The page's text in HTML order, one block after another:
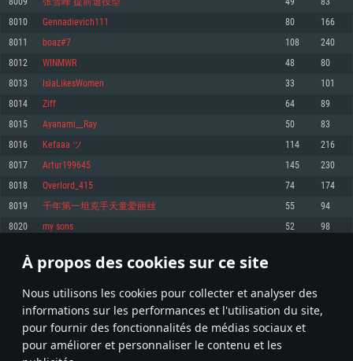
À propos des cookies sur ce site
Nous utilisons les cookies pour collecter et analyser des
informations sur les performances et l'utilisation du site,
pour fournir des fonctionnalités de médias sociaux et
pour améliorer et personnaliser le contenu et les
Processeur: Dual-Core 2.2 GHz
Mémoire: 4 GB
Carte graphique supportant DirectX 11: AMD Radeon 77XX / NVIDIA
GeForce GTX 660. La résolution minimale supportée par le jeu est de 720p
Connection: Connexion Internet à haut débit
Disque dur: 23.1 Go (client minimal)
Recommandée
1060 et plus, Radeon RX 570 et plus.
Disque dur: 75.9 Go (client complet)
Processeur: Core i5, minimum 2.2GHz (Les processeurs Intel Xeon ne sont
pas supportés)
Mémoire: 6 GB
Carte graphique: Intel Iris Pro 5200 (Mac), ou analogue AMD/Nvidia. La
résolution minimale supportée par le jeu est de 720p.
Connection: Connexion Internet à haut débit
Disque dur: 62,2 Go (client minimal)
Recommandée
OS: Mac OS Big Sur 11.0 ou plus récent
Processeur: Core i7 (Les processeurs Intel Xeon ne sont pas supportés)
Mémoire: 8 GB
Carte graphique: Radeon Vega II ou plus avec support de Metal
Disque dur: 62,2 Go (client complet)
Processeur: Dual-Core 2.4 GHz
Mémoire: 4 GB
Carte graphique: NVIDIA 660 avec les derniers drivers (moins de 6 mois) /
de même pour AMD (La résolution minimale supportée par le jeu est de
720p)
Connection: Connexion Internet à haut débit
Disque dur: 62,2 Go (client minimal)
Recommandée
OS: Ubuntu 20.04 64bit
Processeur: Intel Core i7
Mémoire: 8 GB
Carte graphique: NVIDIA 1060 avec les derniers drivers (moins de 6 mois) /
6 mois et supportant Vulkan
Connection: Connexion Internet à haut débit
Disque dur: 60,2 Go (client complet)
8009 张雪峰 提前退役型 49 83
8010 Gennadievich111 80 166
8011 boaz#7 108 240
8012 WINMWR 48 80
8013 IslaLikesWomen 33 101
8014 Ziff 64 89
8015 Ayanami__Ray 50 83
8016 Kefaaa ツ 114 216
8017 Artur199645 145 230
8018 Overlord_415 74 174
8019 千年第一坦克手天童爱丽丝 55 94
8020 my sons 52 98
* Classement mis à jour quotidiennement
400 401 402 501